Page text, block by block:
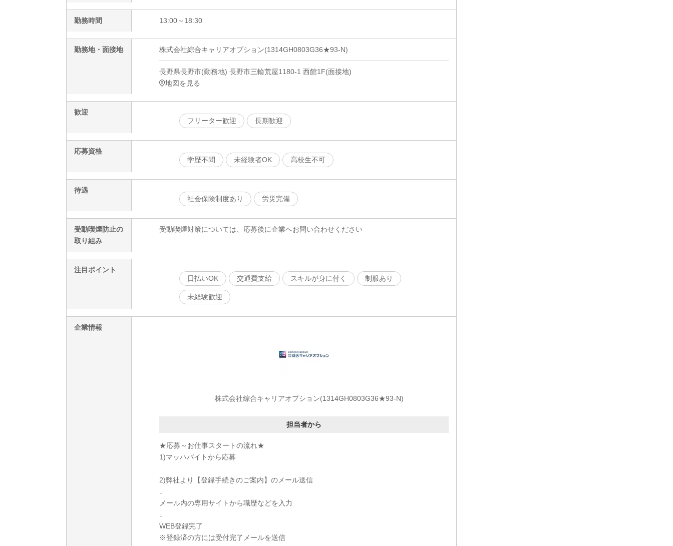
勤務時間 13:00～18:30
勤務地・面接地 株式会社綜合キャリアオプション(1314GH0803G36★93-N)
長野県長野市(勤務地) 長野市三輪荒屋1180-1 西館1F(面接地)
地図を見る
歓迎
フリーター歓迎
長期歓迎
応募資格
学歴不問
未経験者OK 高校生不可
待遇
社会保険制度あり
労災完備
受動喫煙防止の
取り組み
受動喫煙対策については、応募後に企業へお問い合わせください
注目ポイント
日払いOK
交通費支給 スキルが身に付く 制服あり
未経験歓迎
企業情報
株式会社綜合キャリアオプション(1314GH0803G36★93-N)
担当者から
★応募～お仕事スタートの流れ★
1)マッハバイトから応募
2)弊社より【登録手続きのご案内】のメール送信
↓
メール内の専用サイトから職歴などを入力
↓
WEB登録完了
※登録済の方には受付完了メールを送信